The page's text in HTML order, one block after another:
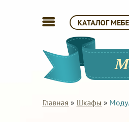
КАТАЛОГ
Главная » Шкафы »